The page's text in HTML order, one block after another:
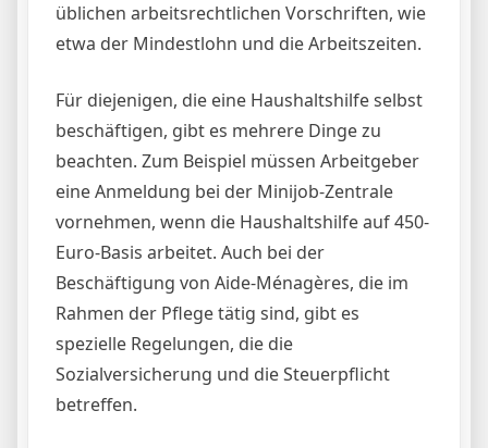
üblichen arbeitsrechtlichen Vorschriften, wie
etwa der Mindestlohn und die Arbeitszeiten.
Für diejenigen, die eine Haushaltshilfe selbst
beschäftigen, gibt es mehrere Dinge zu
beachten. Zum Beispiel müssen Arbeitgeber
eine Anmeldung bei der Minijob-Zentrale
vornehmen, wenn die Haushaltshilfe auf 450-
Euro-Basis arbeitet. Auch bei der
Beschäftigung von Aide-Ménagères, die im
Rahmen der Pflege tätig sind, gibt es
spezielle Regelungen, die die
Sozialversicherung und die Steuerpflicht
betreffen.